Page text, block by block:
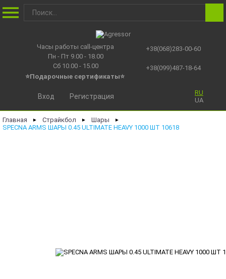
Часы работы call-центра
Пн - Пт 9.00 - 18.00
Сб 10.00 - 15.00
⭐Подарочные сертификаты⭐
+38(068)283-00-60
+38(099)487-18-64
RU
UA
Вход Регистрация
Главная ► Страйкбол ► Шары ►
SPECNA ARMS ШАРЫ 0.45 ULTIMATE HEAVY 1000 ШТ 10618